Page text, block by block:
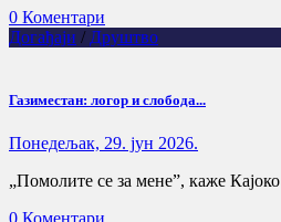
0 Коментари
Догађаји / Друштво
Газиместан: логор и слобода...
Понедељак, 29. јун 2026.
„Помолите се за мене”, каже Кајоко
0 Коментари